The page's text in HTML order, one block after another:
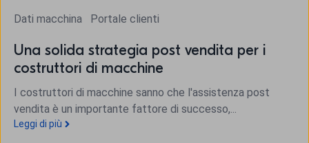
Dati macchina Portale clienti
Una solida strategia post vendita per i
costruttori di macchine
I costruttori di macchine sanno che l'assistenza post
vendita è un importante fattore di successo,...
Leggi di più